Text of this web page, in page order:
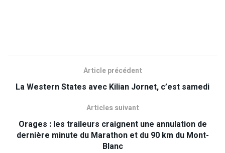
Article précédent
La Western States avec Kilian Jornet, c’est samedi
Articles suivant
Orages : les traileurs craignent une annulation de
dernière minute du Marathon et du 90 km du Mont-
Blanc